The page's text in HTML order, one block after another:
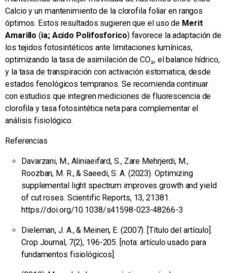
Calcio y un mantenimiento de la clorofila foliar en rangos
óptimos. Estos resultados sugieren que el uso de Merit
Amarillo (ia; Acido Polifosforico) favorece la adaptación de
los tejidos fotosintéticos ante limitaciones lumínicas,
optimizando la tasa de asimilación de CO₂, el balance hídrico,
y la tasa de transpiración con activación estomatica, desde
estados fenológicos tempranos. Se recomienda continuar
con estudios que integren mediciones de fluorescencia de
clorofila y tasa fotosintética neta para complementar el
análisis fisiológico.
Referencias
Davarzani, M., Aliniaeifard, S., Zare Mehrjerdi, M.,
Roozban, M. R., & Saeedi, S. A. (2023). Optimizing
supplemental light spectrum improves growth and yield
of cut roses. Scientific Reports, 13, 21381.
https://doi.org/10.1038/s41598-023-48266-3
Dieleman, J. A., & Meinen, E. (2007). [Título del artículo].
Crop Journal, 7(2), 196-205. [nota: artículo usado para
fundamentos fisiológicos].